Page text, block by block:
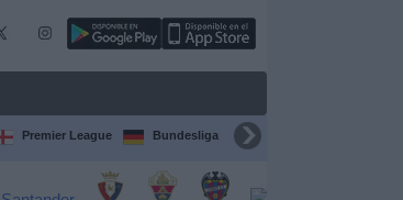
Premier League Bundesliga Supercopa de España